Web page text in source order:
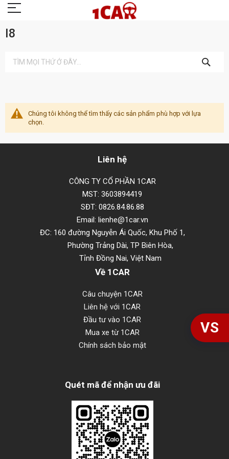
I8
KIẾM
Chúng tôi không thể tìm thấy các sản phẩm phù hợp với lựa
chọn.
Liên hệ
CÔNG TY CỔ PHẦN 1CAR
MST: 3603894419
SĐT: 0826.84.86.88
Email: lienhe@1car.vn
ĐC: 160 đường Nguyễn Ái Quốc, Khu Phố 1,
Phường Trảng Dài, TP Biên Hòa,
Tỉnh Đồng Nai, Việt Nam
Về 1CAR
Câu chuyện 1CAR
Liên hệ với 1CAR
Đầu tư vào 1CAR
Mua xe từ 1CAR
Chính sách bảo mật
Quét mã để nhận ưu đãi
VS